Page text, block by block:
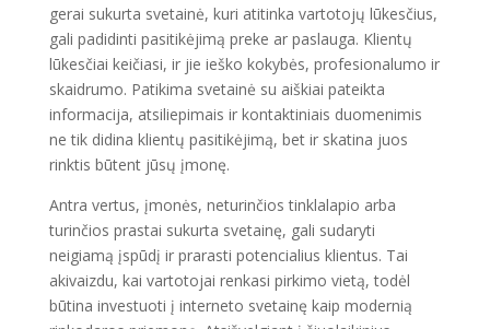
gerai sukurta svetainė, kuri atitinka vartotojų lūkesčius,
gali padidinti pasitikėjimą preke ar paslauga. Klientų
lūkesčiai keičiasi, ir jie ieško kokybės, profesionalumo ir
skaidrumo. Patikima svetainė su aiškiai pateikta
informacija, atsiliepimais ir kontaktiniais duomenimis
ne tik didina klientų pasitikėjimą, bet ir skatina juos
rinktis būtent jūsų įmonę.
Antra vertus, įmonės, neturinčios tinklalapio arba
turinčios prastai sukurta svetainę, gali sudaryti
neigiamą įspūdį ir prarasti potencialius klientus. Tai
akivaizdu, kai vartotojai renkasi pirkimo vietą, todėl
būtina investuoti į interneto svetainę kaip modernią